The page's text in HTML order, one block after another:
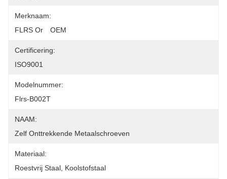
Merknaam:
FLRS Or　OEM
Certificering:
ISO9001
Modelnummer:
Flrs-B002T
NAAM:
Zelf Onttrekkende Metaalschroeven
Materiaal:
Roestvrij Staal, Koolstofstaal